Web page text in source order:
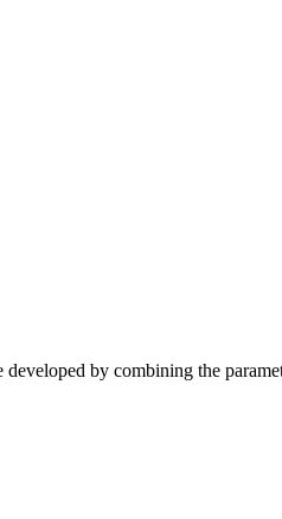
by combining the